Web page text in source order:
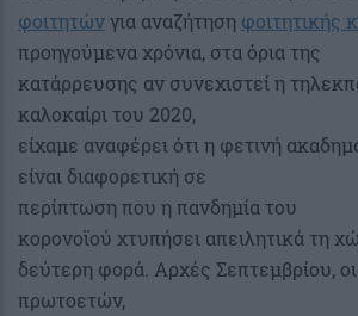
φοιτητώνγια αναζήτηση φοιτητικής
προηγούμενα χρόνια, στα όρια της
κατάρρευσης αν συνεχιστεί η
καλοκαίρι του 2020,
είχαμε αναφέρει ότι η φετινή
είναι διαφορετική σε
περίπτωση που η πανδημία του
κορονοϊού χτυπήσει απειλητικά τη
δεύτερη φορά. Αρχές Σεπτεμβρίου,
πρωτοετών,